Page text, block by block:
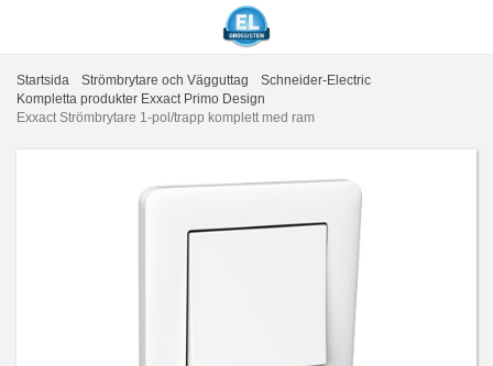
Startsida Strömbrytare och Vägguttag
Schneider-Electric
Kompletta produkter Exxact Primo Design
Exxact Strömbrytare 1-pol/trapp komplett med ram